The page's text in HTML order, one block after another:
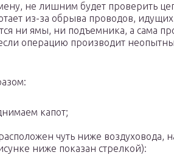
не лишним будет проверить
из-за обрыва проводов,
ни ямы, ни подъемника, а сама
операцию производит
капот;
чуть ниже воздуховода,
ниже показан стрелкой):